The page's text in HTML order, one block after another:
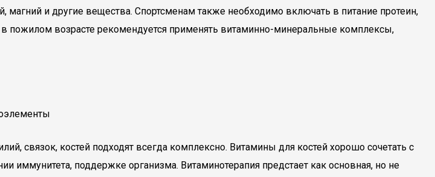
магний и другие вещества. Спортсменам также необходимо включать в питание протеин,
возрасте рекомендуется применять витаминно-минеральные комплексы,
связок, костей подходят всегда комплексно. Витамины для костей хорошо сочетать с
иммунитета, поддержке организма. Витаминотерапия предстает как основная, но не